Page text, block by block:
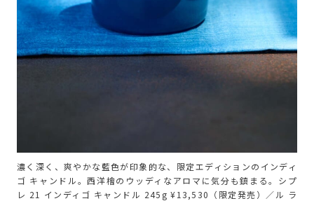
濃く深く、爽やかな藍色が印象的な、限定エディションのインディ
ゴ キャンドル。西洋檜のウッディなアロマに気分も鎮まる。シプ
レ 21 インディゴ キャンドル 245g ¥13,530（限定発売）／ル ラ